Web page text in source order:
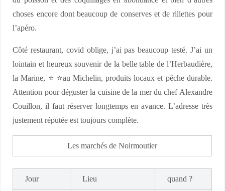
choses encore dont beaucoup de conserves et de rillettes pour
l’apéro.
Côté restaurant, covid oblige, j’ai pas beaucoup testé. J’ai un
lointain et heureux souvenir de la belle table de l’Herbaudière,
la Marine, ⭐️ ⭐️au Michelin, produits locaux et pêche durable.
Attention pour déguster la cuisine de la mer du chef Alexandre
Couillon, il faut réserver longtemps en avance. L’adresse très
justement réputée est toujours complète.
Les marchés de Noirmoutier
Jour Lieu quand ?